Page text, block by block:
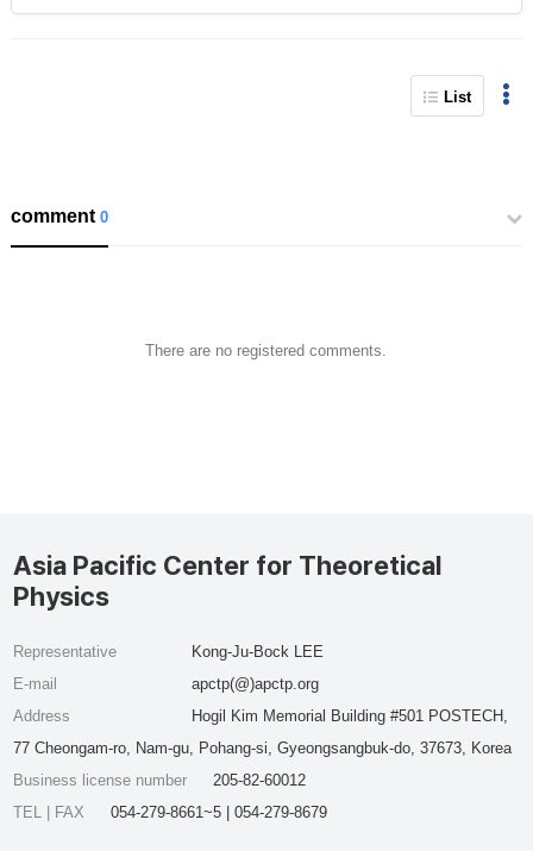
List
comment0
There are no registered comments.
Asia Pacific Center for Theoretical
Physics
Representative
Kong-Ju-Bock LEE
E-mail
apctp(@)apctp.org
Address
Hogil Kim Memorial Building #501 POSTECH,
77 Cheongam-ro, Nam-gu, Pohang-si, Gyeongsangbuk-do, 37673, Korea
Business license number
205-82-60012
TEL | FAX
054-279-8661~5 | 054-279-8679